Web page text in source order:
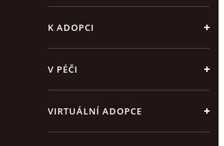
K ADOPCI
V PÉČI
VIRTUÁLNÍ ADOPCE